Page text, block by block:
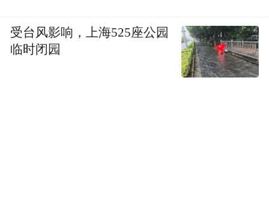
景区运营部相关负责人介绍，为丰富游客的
游玩体验，景区对内招商40个红色花车临时
受台风影响，上海525座公园
临时闭园